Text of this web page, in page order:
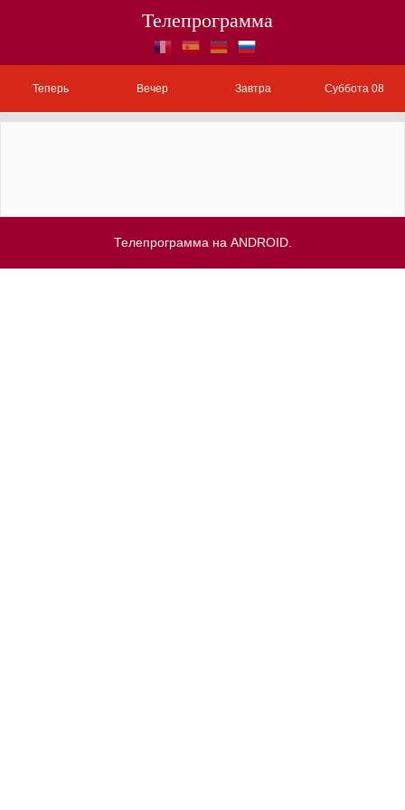
Телепрограмма
Теперь Вечер Завтра Суббота 08
Телепрограмма на ANDROID.